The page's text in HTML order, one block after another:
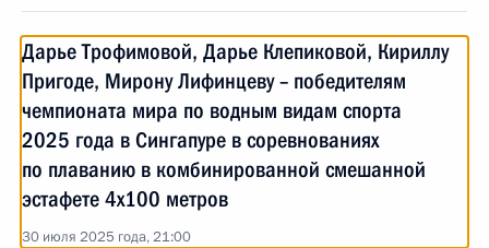
Дарье Трофимовой, Дарье Клепиковой, Кириллу
Пригоде, Мирону Лифинцеву – победителям
чемпионата мира по водным видам спорта
2025 года в Сингапуре в соревнованиях
по плаванию в комбинированной смешанной
эстафете 4x100 метров
30 июля 2025 года, 21:00